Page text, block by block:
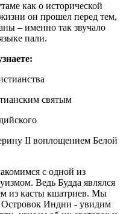
как о исторической
он прошел перед тем,
– именно так звучало
пали.
святым
II воплощением Белой
с одной из
Ведь Будда являлся
из касты кшатриев. Мы
Индии - увидим